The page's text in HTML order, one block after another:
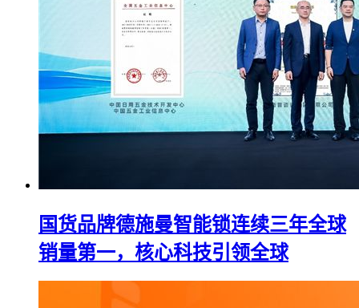
国货品牌德施曼智能锁连续三年全球
销量第一，核心科技引领全球